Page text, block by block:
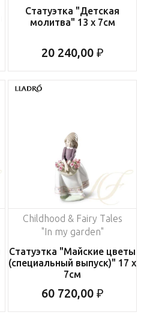
Статуэтка "Детская
молитва" 13 x 7см
20 240,00 ₽
Childhood & Fairy Tales
"In my garden"
Статуэтка "Майские цветы
(специальный выпуск)" 17 x
7см
60 720,00 ₽